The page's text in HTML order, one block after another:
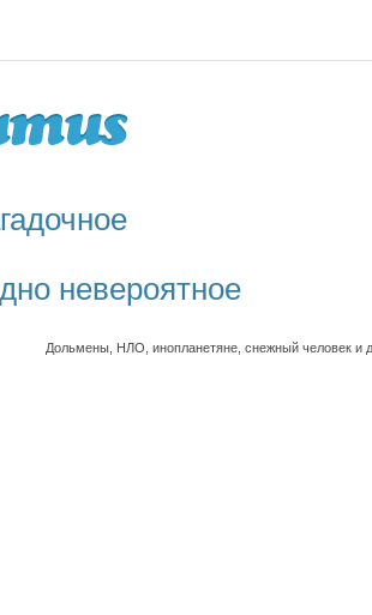
невероятное
Дольмены, НЛО, инопланетяне, снежный человек и